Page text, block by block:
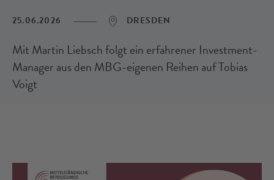
25.06.2026 DRESDEN
Mit Martin Liebsch folgt ein erfahrener Investment-
Manager aus den MBG-eigenen Reihen auf Tobias
Voigt